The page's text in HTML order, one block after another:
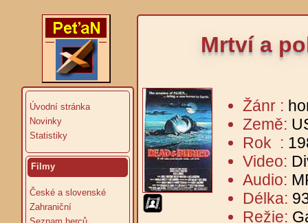
Úvodní stránka
Novinky
Statistiky
Filmy
České a slovenské
Zahraniční
Mrtví a
Žánr :
Země:
Rok :
Video:
Audio:
Délka:
Režie: